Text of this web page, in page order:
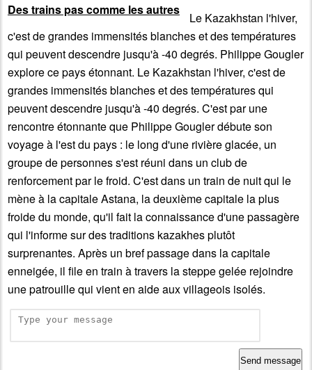
Des trains pas comme les autres
Le Kazakhstan l'hiver,
c'est de grandes immensités blanches et des températures
qui peuvent descendre jusqu'à -40 degrés. Philippe Gougler
explore ce pays étonnant. Le Kazakhstan l'hiver, c'est de
grandes immensités blanches et des températures qui
peuvent descendre jusqu'à -40 degrés. C'est par une
rencontre étonnante que Philippe Gougler débute son
voyage à l'est du pays : le long d'une rivière glacée, un
groupe de personnes s'est réuni dans un club de
renforcement par le froid. C'est dans un train de nuit qui le
mène à la capitale Astana, la deuxième capitale la plus
froide du monde, qu'il fait la connaissance d'une passagère
qui l'informe sur des traditions kazakhes plutôt
surprenantes. Après un bref passage dans la capitale
enneigée, il file en train à travers la steppe gelée rejoindre
une patrouille qui vient en aide aux villageois isolés.